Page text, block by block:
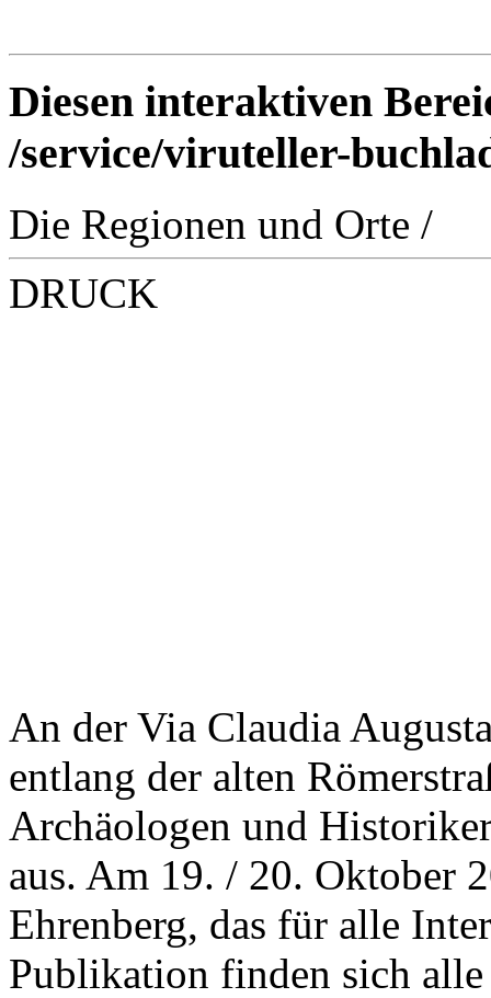
Diesen interaktiven
/service/viruteller-
Die Regionen und Orte /
DRUCK
An der Via Claudia
entlang der alten
Archäologen und
aus. Am 19. / 20. Oktober
Ehrenberg, das für alle
Publikation finden sich